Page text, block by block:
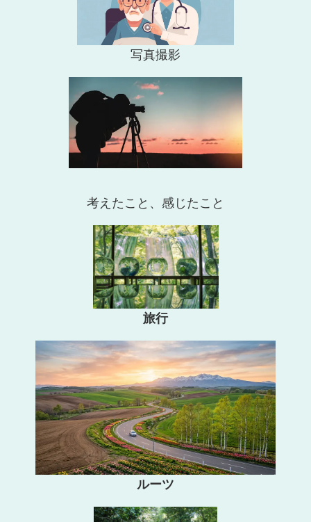
写真撮影
考えたこと、感じたこと
旅行
ルーツ